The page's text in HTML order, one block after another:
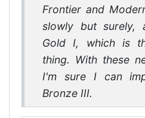
Frontier and
slowly but surely,
Gold I, which is
thing. With these
I'm sure I can
Bronze III.